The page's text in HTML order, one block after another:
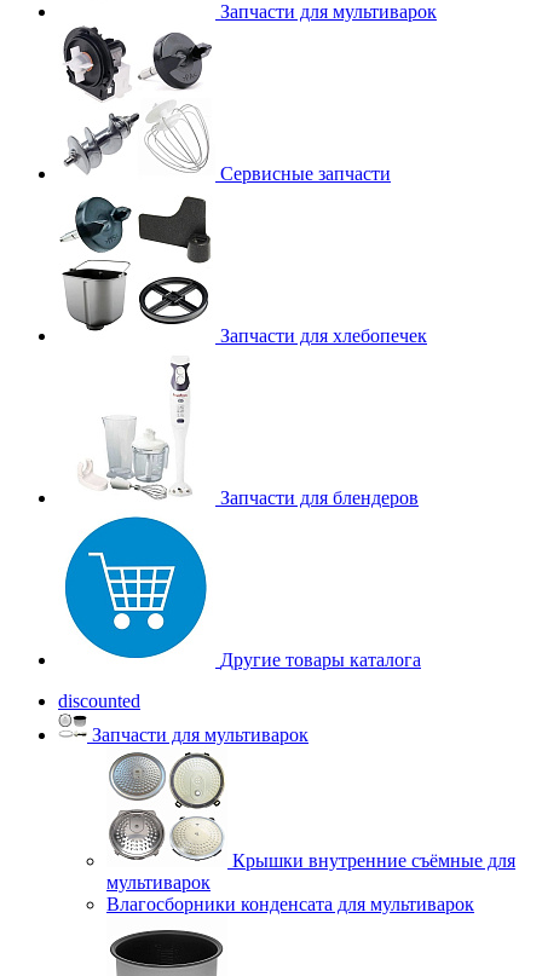
Запчасти для мультиварок
Сервисные запчасти
Запчасти для хлебопечек
Запчасти для блендеров
Другие товары каталога
discounted
Запчасти для мультиварок
Крышки внутренние съёмные для
мультиварок
Влагосборники конденсата для мультиварок